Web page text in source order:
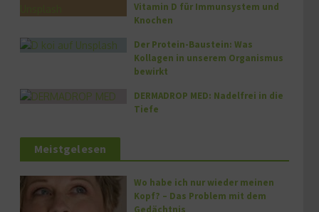
Vitamin D für Immunsystem und
Knochen
Der Protein-Baustein: Was
Kollagen in unserem Organismus
bewirkt
DERMADROP MED: Nadelfrei in die
Tiefe
Meistgelesen
Wo habe ich nur wieder meinen
Kopf? – Das Problem mit dem
Gedächtnis